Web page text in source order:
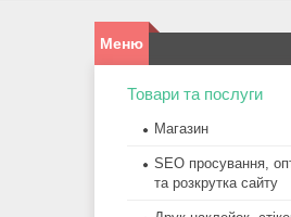
Товари та послуги
Магазин
SEO просування,
та розкрутка сайту